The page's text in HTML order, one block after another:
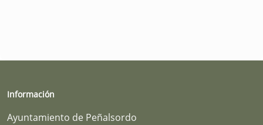
Información
Ayuntamiento de Peñalsordo